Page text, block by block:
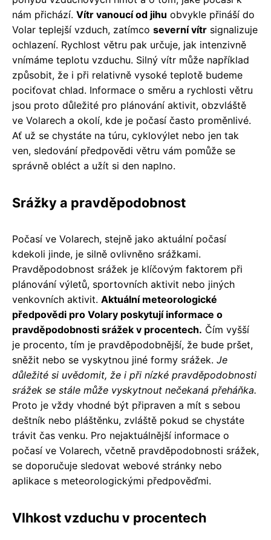
nám přichází. Vítr vanoucí od jihu obvykle přináší do
Volar teplejší vzduch, zatímco severní vítr signalizuje
ochlazení. Rychlost větru pak určuje, jak intenzivně
vnímáme teplotu vzduchu. Silný vítr může například
způsobit, že i při relativně vysoké teplotě budeme
pociťovat chlad. Informace o směru a rychlosti větru
jsou proto důležité pro plánování aktivit, obzvláště
ve Volarech a okolí, kde je počasí často proměnlivé.
Ať už se chystáte na túru, cyklovýlet nebo jen tak
ven, sledování předpovědi větru vám pomůže se
správně obléct a užít si den naplno.
Srážky a pravděpodobnost
Počasí ve Volarech, stejně jako aktuální počasí
kdekoli jinde, je silně ovlivněno srážkami.
Pravděpodobnost srážek je klíčovým faktorem při
plánování výletů, sportovních aktivit nebo jiných
venkovních aktivit. Aktuální meteorologické
předpovědi pro Volary poskytují informace o
pravděpodobnosti srážek v procentech. Čím vyšší
je procento, tím je pravděpodobnější, že bude pršet,
sněžit nebo se vyskytnou jiné formy srážek. Je
důležité si uvědomit, že i při nízké pravděpodobnosti
srážek se stále může vyskytnout nečekaná přeháňka.
Proto je vždy vhodné být připraven a mít s sebou
deštník nebo pláštěnku, zvláště pokud se chystáte
trávit čas venku. Pro nejaktuálnější informace o
počasí ve Volarech, včetně pravděpodobnosti srážek,
se doporučuje sledovat webové stránky nebo
aplikace s meteorologickými předpověďmi.
Vlhkost vzduchu v procentech